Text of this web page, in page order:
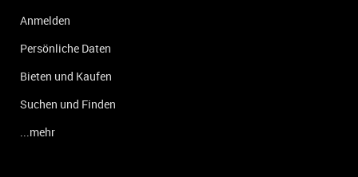
Anmelden
Persönliche Daten
Bieten und Kaufen
Suchen und Finden
...mehr